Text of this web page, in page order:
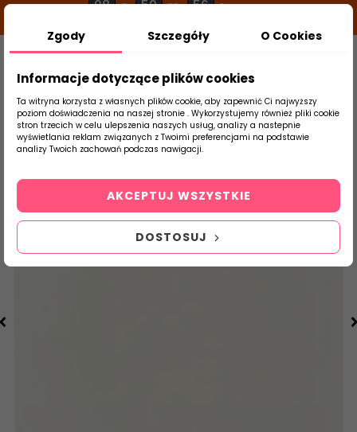
08 g 50 m 55 s
Szukaj
produktu
Strona Główna Płytki Łazienkowe
Zgody Szczegóły O Cookies
Informacje dotyczące plików cookies
Ta witryna korzysta z własnych plików cookie, aby zapewnić Ci najwyższy
poziom doświadczenia na naszej stronie . Wykorzystujemy również pliki cookie
stron trzecich w celu ulepszenia naszych usług, analizy a nastepnie
wyświetlania reklam związanych z Twoimi preferencjami na podstawie
analizy Twoich zachowań podczas nawigacji.
DOSTOSUJ
AKCEPTUJ WSZYSTKIE